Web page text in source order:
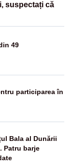
suspectați că
49
participarea în
Bala al Dunării
Patru barje